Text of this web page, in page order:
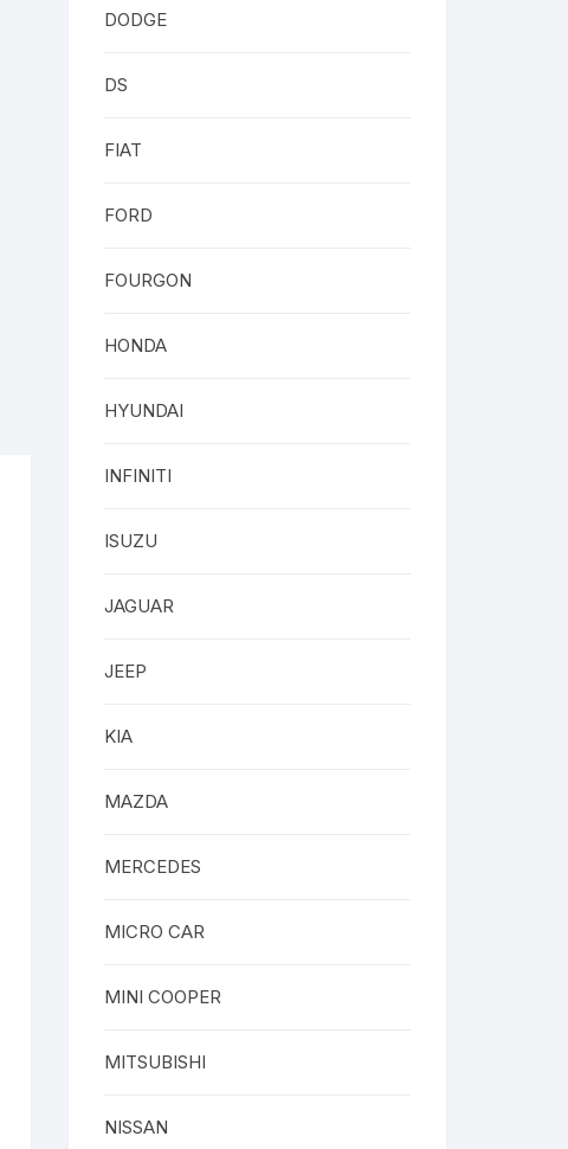
DODGE
DS
FIAT
FORD
FOURGON
HONDA
HYUNDAI
INFINITI
ISUZU
JAGUAR
JEEP
KIA
MAZDA
MERCEDES
MICRO CAR
MINI COOPER
MITSUBISHI
NISSAN